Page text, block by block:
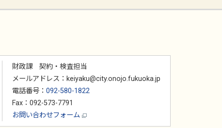
財政課 契約・検査担当
メールアドレス：keiyaku@city.onojo.fukuoka.jp
電話番号： 092-580-1822
Fax：092-573-7791
お問い合わせフォーム